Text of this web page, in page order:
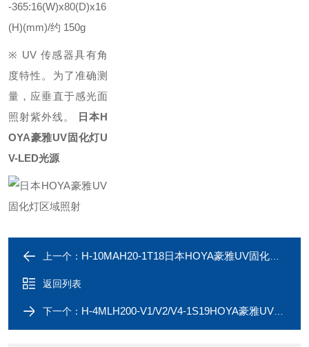
-365:16(W)x80(D)x16
(H)(mm)/约 150g
※ UV 传感器具有角
度特性。为了准确测
量，应垂直于感光面
照射紫外线。
日本H
OYA豪雅UV固化灯U
V-LED光源
上一个： H-10MAH20-1T18日本HOYA豪雅UV固化灯UV-LED 导光板
返回列表
下一个： H-4MLH200-V1/V2/V4-1S19HOYA豪雅UV固化灯区域照射365nm